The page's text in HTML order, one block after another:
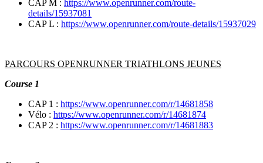
CAP M : https://www.openrunner.com/route-
details/15937081
CAP L : https://www.openrunner.com/route-details/15937029
PARCOURS OPENRUNNER TRIATHLONS JEUNES
Course 1
CAP 1 : https://www.openrunner.com/r/14681858
Vélo : https://www.openrunner.com/r/14681874
CAP 2 : https://www.openrunner.com/r/14681883